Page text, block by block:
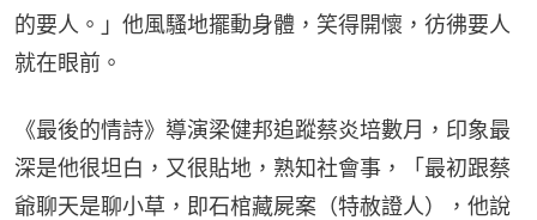
的要人。」他風騷地擺動身體，笑得開懷，彷彿要人
就在眼前。
《最後的情詩》導演梁健邦追蹤蔡炎培數月，印象最
深是他很坦白，又很貼地，熟知社會事，「最初跟蔡
爺聊天是聊小草，即石棺藏屍案（特赦證人），他說